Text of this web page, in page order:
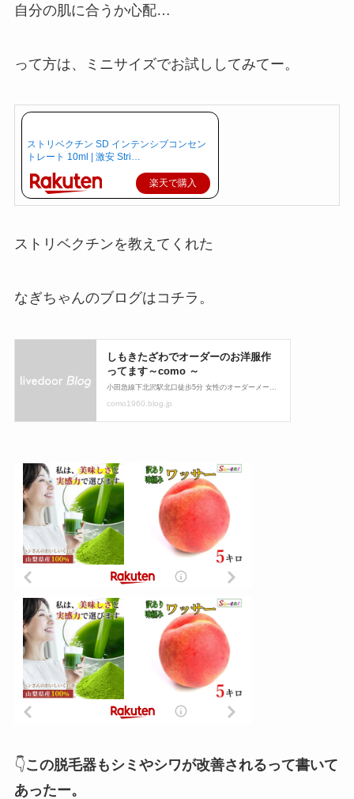
自分の肌に合うか心配…
って方は、ミニサイズでお試ししてみてー。
ストリベクチン SD インテンシブコンセン
トレート 10ml | 激安 Stri…
楽天で購入
ストリベクチンを教えてくれた
なぎちゃんのブログはコチラ。
👇この脱毛器もシミやシワが改善されるって書いて
あったー。